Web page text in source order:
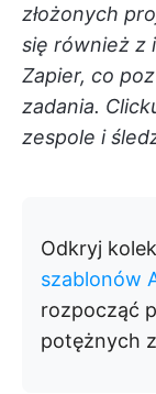
złożonych
się również z
Zapier, co
zadania.
zespole i
Odkryj
szablonów
rozpocząć
potężnych